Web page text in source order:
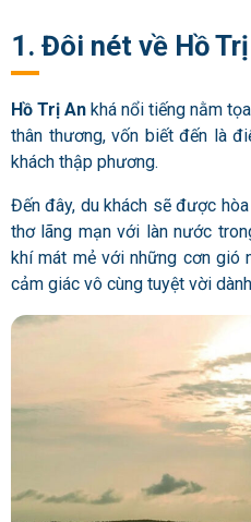
1. Đôi nét về Hồ
Hồ Trị An khá nổi tiếng nằm
thân thương, vốn biết đến là
khách thập phương.
Đến đây, du khách sẽ được
thơ lãng mạn với làn nước
khí mát mẻ với những cơn gió
cảm giác vô cùng tuyệt vời